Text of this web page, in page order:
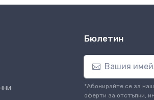
Бюлетин
*Абонирайте се за
оферти за отстъпки,